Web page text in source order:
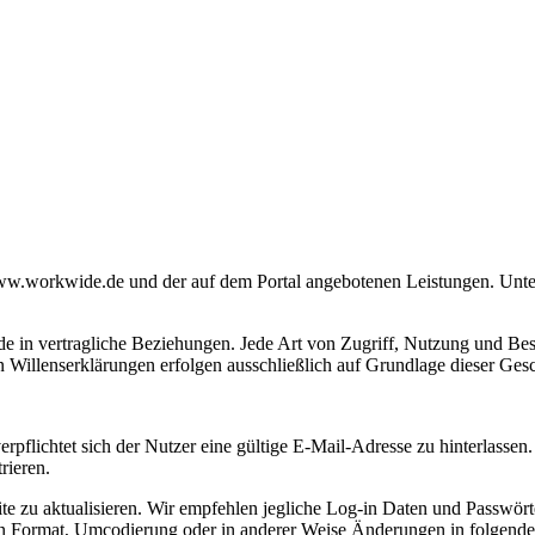
und der auf dem Portal angebotenen Leistungen.
in vertragliche Beziehungen. Jede Art von Zugriff, Nutzung und
erfolgen ausschließlich auf Grundlage dieser
sich der Nutzer eine gültige E-Mail-Adresse zu
zu aktualisieren. Wir empfehlen jegliche Log-in Daten und
Umcodierung oder in anderer Weise Änderungen in